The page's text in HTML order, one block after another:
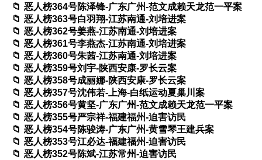
恶人榜364号陈泽锋-广东广州-范文成赖天龙范一平案
恶人榜363号白羽翔-江苏南通-刘培进案
恶人榜362号姜燕-江苏南通-刘培进案
恶人榜361号李燕杰-江苏南通-刘培进案
恶人榜360号朱茜-江苏南通-刘培进案
恶人榜359号刘宇-陕西安康-罗长云案
恶人榜358号成丽娜-陕西安康-罗长云案
恶人榜357号沈伟若-上海-白纸运动夏巢川案
恶人榜356号黄坚-广东广州-范文成赖天龙范一平案
恶人榜355号严宗祥-福建福州-迫害访民
恶人榜354号陈骏涛-广东广州-黄雪琴王建兵案
恶人榜353号江必达-福建福州-迫害访民
恶人榜352号陈斌-江苏常州-迫害访民